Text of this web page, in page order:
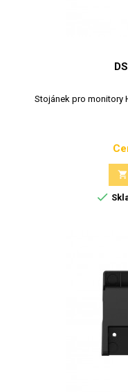
Stojánek pro monitory

